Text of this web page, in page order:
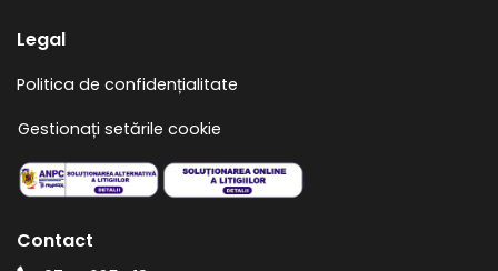
Legal
Politica de confidențialitate
Gestionați setările cookie
Contact